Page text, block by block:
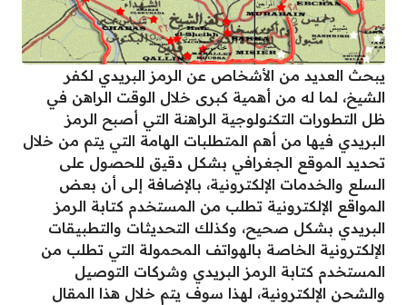
يبحث العديد من الأشخاص عن الرمز البريدي لكفر
الشيخ، لما له من أهمية كبرى خلال الوقت الراهن في
ظل التطورات التكنولوجية الراهنة التي أصبح الرمز
البريدي فيها من أهم المتطلبات الهامة التي يتم من خلال
تحديد الموقع الجغرافي بشكل دقيق للحصول على
السلع والخدمات الإلكترونية، بالإضافة إلى أن بعض
المواقع الإلكترونية تطلب من المستخدم كتابة الرمز
البريدي بشكل صحيح، وكذلك التحديثات والتطبيقات
الإلكترونية الخاصة بالهواتف المحمولة التي تطلب من
المستخدم كتابة الرمز البريدي وشركات التوصيل
والشحن الإلكترونية، لهذا سوف يتم خلال هذا المقال